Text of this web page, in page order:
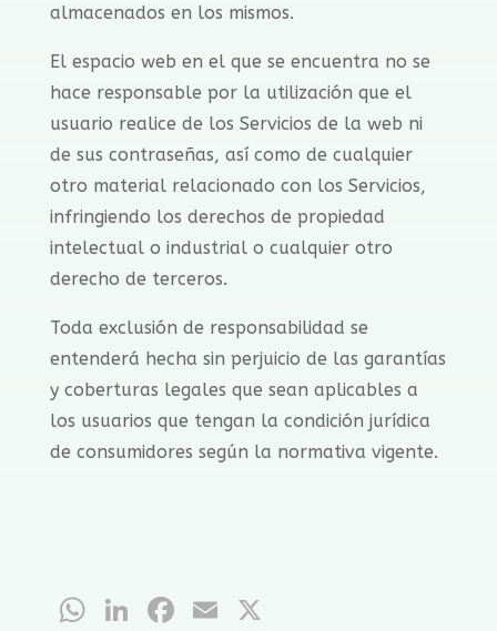
almacenados en los mismos.
El espacio web en el que se encuentra no se
hace responsable por la utilización que el
usuario realice de los Servicios de la web ni
de sus contraseñas, así como de cualquier
otro material relacionado con los Servicios,
infringiendo los derechos de propiedad
intelectual o industrial o cualquier otro
derecho de terceros.
Toda exclusión de responsabilidad se
entenderá hecha sin perjuicio de las garantías
y coberturas legales que sean aplicables a
los usuarios que tengan la condición jurídica
de consumidores según la normativa vigente.
WhatsApp
LinkedIn
Facebook
Email